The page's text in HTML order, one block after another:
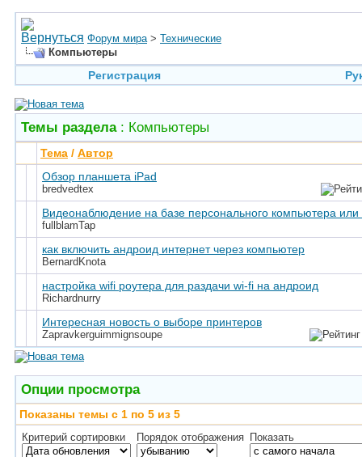
Форум мира > Технические
Компьютеры
Регистрация
Темы раздела: Компьютеры
Тема / Автор
Обзор планшета iPad
bredvedtex
Видеонаблюдение на базе персонального компьютера или
fullblamTap
как включить андроид интернет через компьютер
BernardKnota
настройка wifi роутера для раздачи wi-fi на андроид
Richardnurry
Интересная новость о выборе принтеров
Zapravkerguimmignsoupe
Опции просмотра
Показаны темы с 1 по 5 из 5
Критерий сортировки Порядок отображения Показать